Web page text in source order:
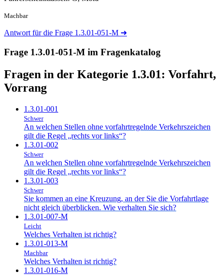
Machbar
Antwort für die Frage 1.3.01-051-M ➜
Frage 1.3.01-051-M im Fragenkatalog
Fragen in der Kategorie 1.3.01: Vorfahrt,
Vorrang
1.3.01-001
Schwer
An welchen Stellen ohne vorfahrtregelnde Verkehrszeichen
gilt die Regel „rechts vor links“?
1.3.01-002
Schwer
An welchen Stellen ohne vorfahrtregelnde Verkehrszeichen
gilt die Regel „rechts vor links“?
1.3.01-003
Schwer
Sie kommen an eine Kreuzung, an der Sie die Vorfahrtlage
nicht gleich überblicken. Wie verhalten Sie sich?
1.3.01-007-M
Leicht
Welches Verhalten ist richtig?
1.3.01-013-M
Machbar
Welches Verhalten ist richtig?
1.3.01-016-M